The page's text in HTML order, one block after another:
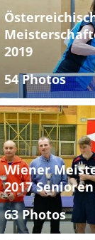
2019
54 Photos
Wiener
2017 Senioren
63 Photos